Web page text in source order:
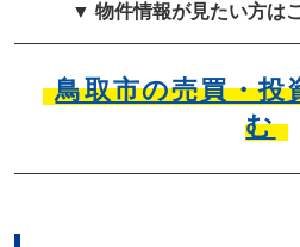
▼ 物件情報が見たい方は
鳥取市の売買・投
む